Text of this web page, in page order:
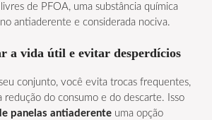
de PFOA, uma substância química
antiaderente e considerada nociva.
a vida útil e evitar desperdícios
conjunto, você evita trocas frequentes,
redução do consumo e do descarte. Isso
panelas antiaderente uma opção